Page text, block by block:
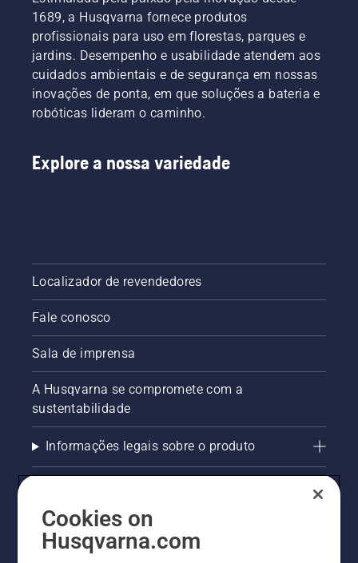
1689, a Husqvarna fornece produtos
profissionais para uso em florestas, parques e
jardins. Desempenho e usabilidade atendem aos
cuidados ambientais e de segurança em nossas
inovações de ponta, em que soluções a bateria e
robóticas lideram o caminho.
Explore a nossa variedade
Localizador de revendedores
Fale conosco
Sala de imprensa
A Husqvarna se compromete com a
sustentabilidade
Informações legais sobre o produto
Outros sites Husqvarna
Cookies on
Husqvarna.com